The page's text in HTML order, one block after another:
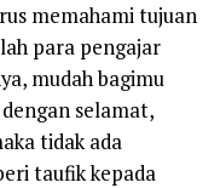
memahami tujuan
para pengajar
mudah bagimu
selamat,
tidak ada
taufik kepada